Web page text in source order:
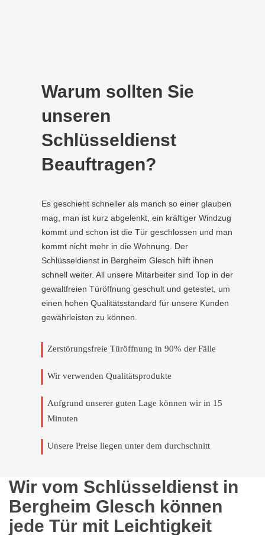
Warum sollten Sie
unseren
Schlüsseldienst
Beauftragen?
Es geschieht schneller als manch so einer glauben
mag, man ist kurz abgelenkt, ein kräftiger Windzug
kommt und schon ist die Tür geschlossen und man
kommt nicht mehr in die Wohnung. Der
Schlüsseldienst in Bergheim Glesch hilft ihnen
schnell weiter. All unsere Mitarbeiter sind Top in der
gewaltfreien Türöffnung geschult und getestet, um
einen hohen Qualitätsstandard für unsere Kunden
gewährleisten zu können.
Zerstörungsfreie Türöffnung in 90% der Fälle
Wir verwenden Qualitätsprodukte
Aufgrund unserer guten Lage können wir in 15
Minuten
Unsere Preise liegen unter dem durchschnitt
Wir vom Schlüsseldienst in
Bergheim Glesch können
jede Tür mit Leichtigkeit